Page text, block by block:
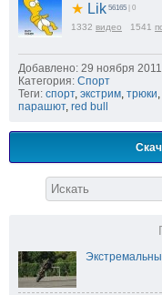
★ Lik 56165 | 0
1332 видео 1541
Добавлено: 29 ноября
Категория: Спорт
Теги: спорт, экстрим, трюки,
парашют, red bull